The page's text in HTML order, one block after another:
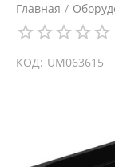
Главная /
КОД: UM063615